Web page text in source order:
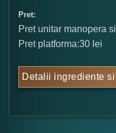
Pret:
Pret unitar manopera
Pret platforma:30 lei
Detalii ingrediente